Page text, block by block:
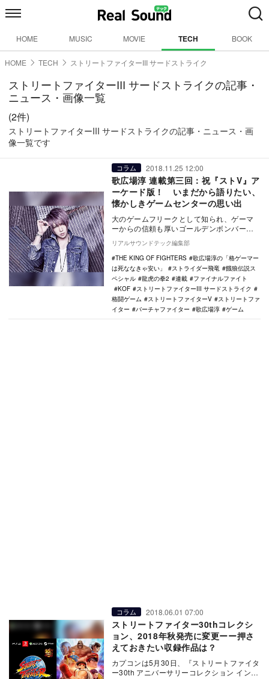
HOME MUSIC MOVIE TECH BOOK
HOME TECH ストリートファイターIII サードストライク
ストリートファイターIII サードストライクの記事・
ニュース・画像一覧
(2件)
ストリートファイターIII サードストライクの記事・ニュース・画
像一覧です
コラム 2018.11.25 12:00
歌広場淳 連載第三回：祝『ストV』ア
ーケード版！ いまだから語りたい、
懐かしきゲームセンターの思い出
大のゲームフリークとして知られ、ゲーマ
ーからの信頼も厚いゴールデンボンバー・
歌広場淳による連載「格ゲーマーは死なな
きゃ安い」。第…
リアルサウンドテック編集部
THE KING OF FIGHTERS
歌広場淳の「格ゲーマー
は死ななきゃ安い」
ストライダー飛竜
餓狼伝説ス
ペシャル
龍虎の拳2 連載
ファイナルファイト
KOF
ストリートファイターIII サードストライク
格闘ゲーム
ストリートファイターV
ストリートファ
イター
バーチャファイター 歌広場淳 ゲーム
コラム 2018.06.01 07:00
ストリートファイター30thコレクシ
ョン、2018年秋発売に変更ーー押さ
えておきたい収録作品は？
カプコンは5月30日、『ストリートファイタ
ー30th アニバーサリーコレクション インタ